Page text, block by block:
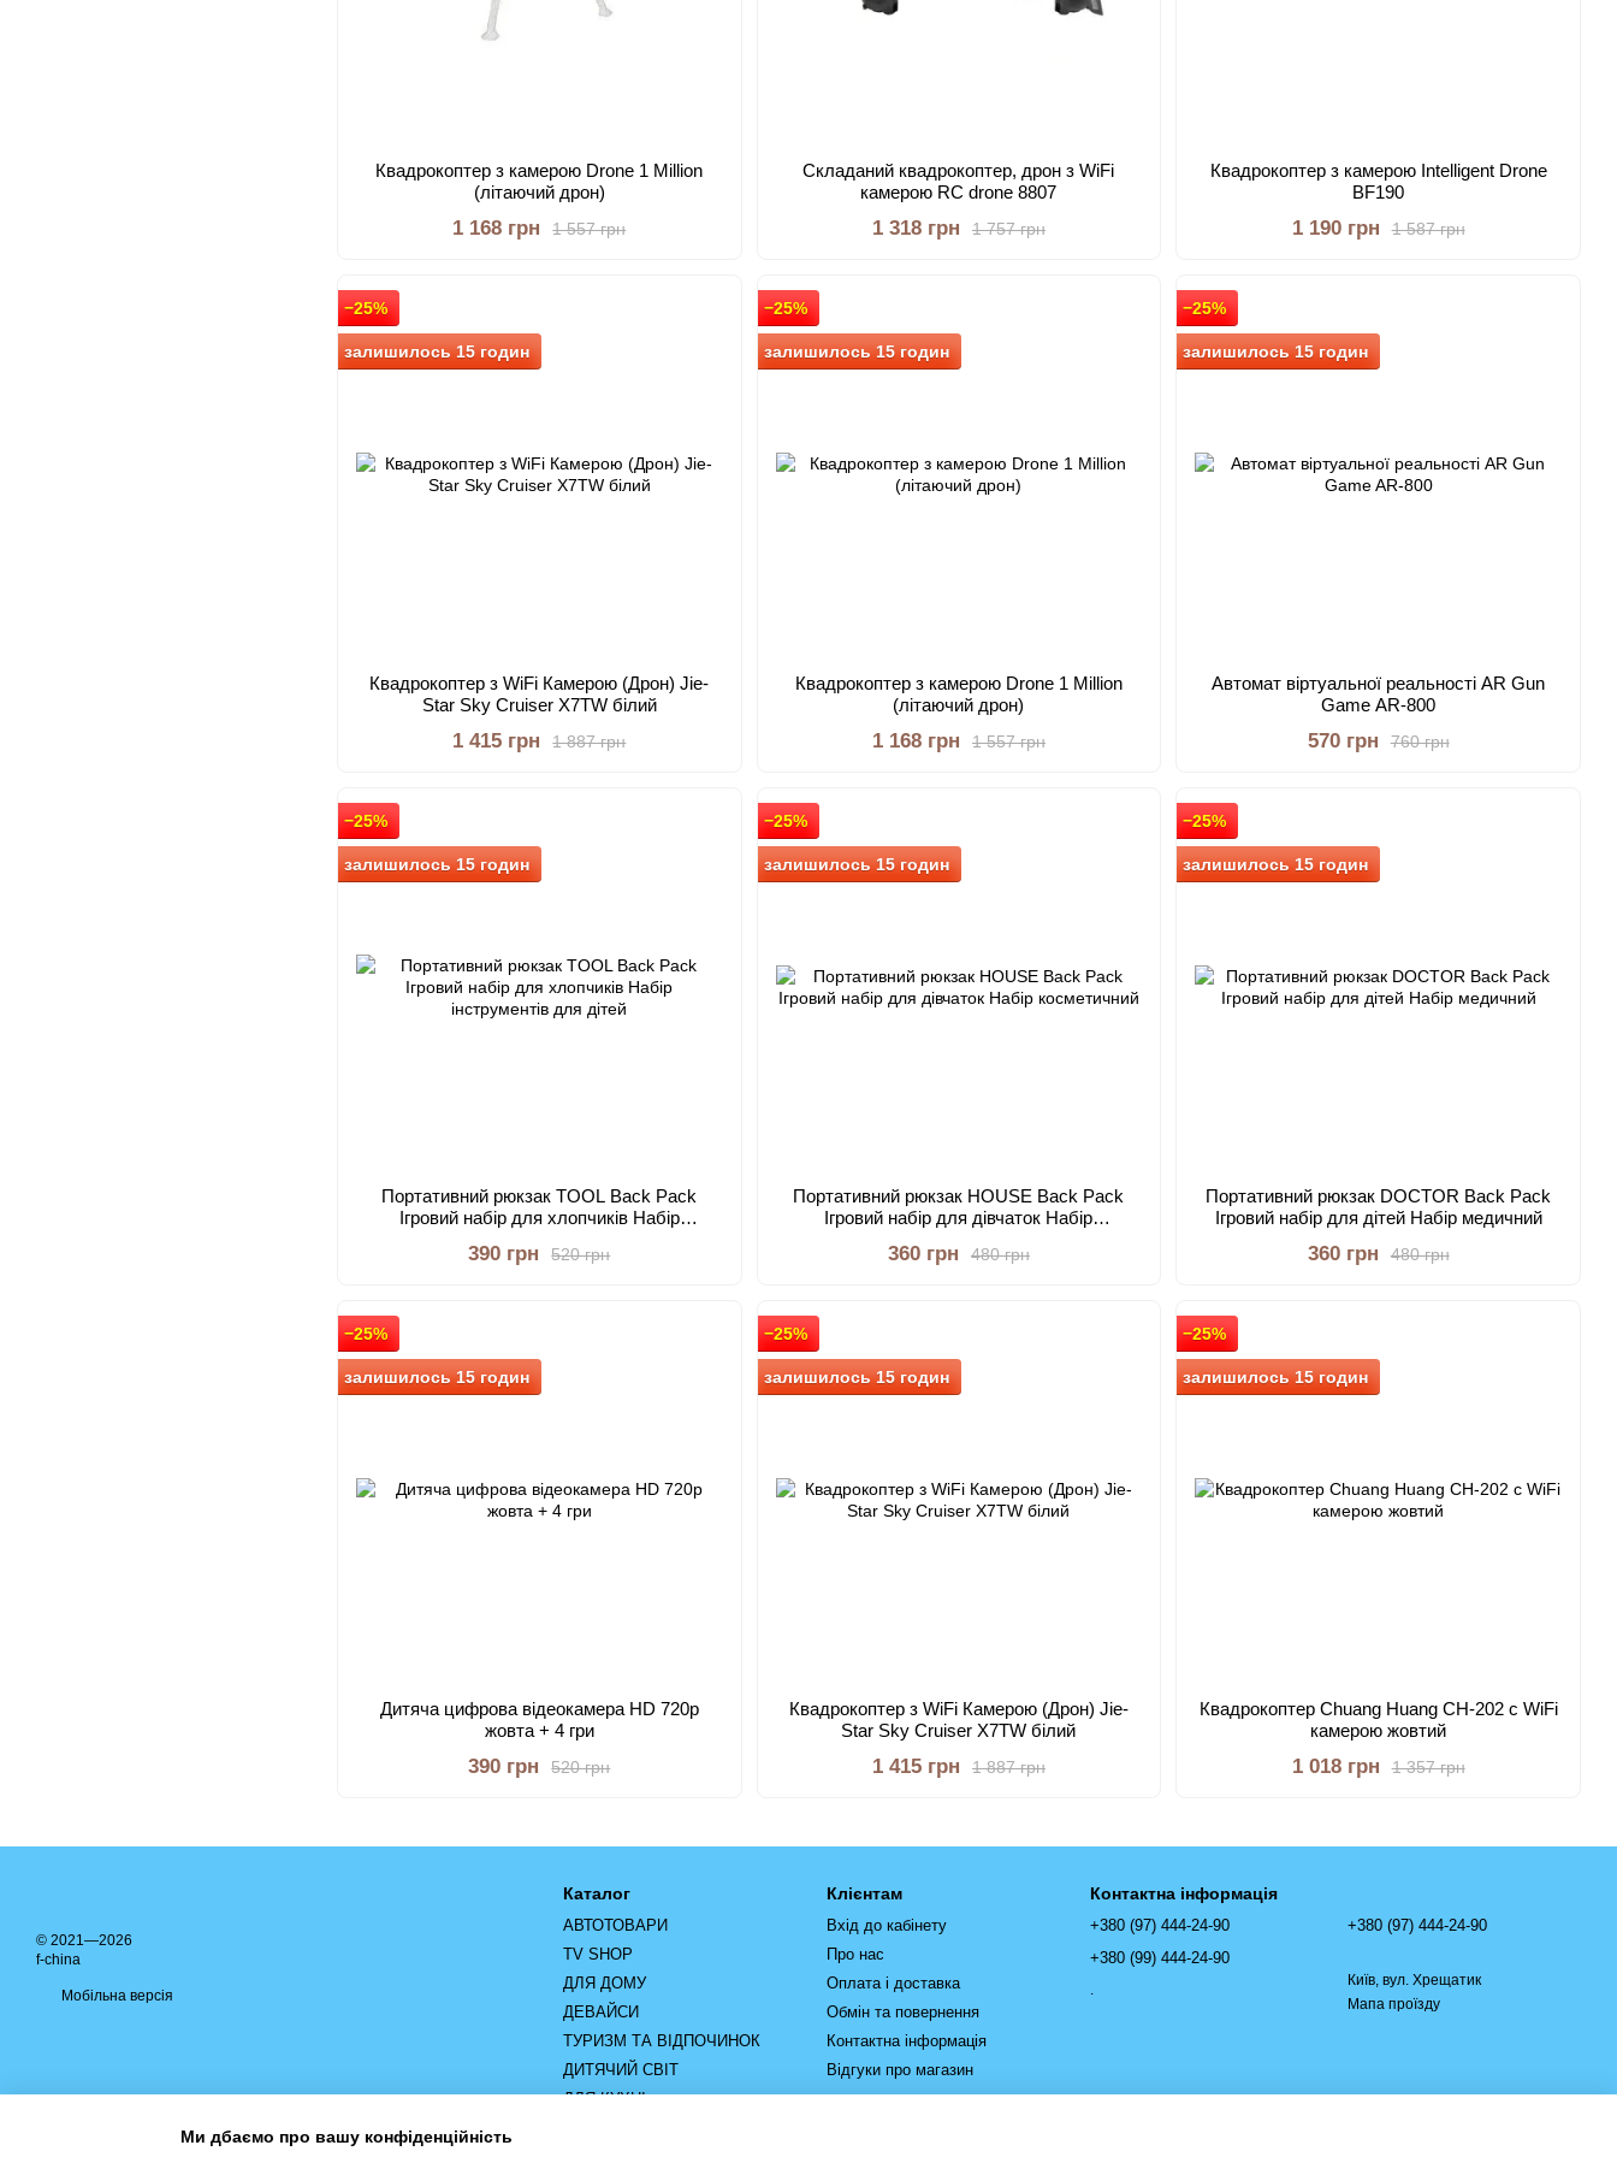
Квадрокоптер з камерою Drone 1 Million
(літаючий дрон)
1 557 грн
1 168 грн
Складаний квадрокоптер, дрон з WiFi
камерою RC drone 8807
1 757 грн
1 318 грн
Квадрокоптер з камерою Intelligent Drone
BF190
1 587 грн
1 190 грн
−25%
залишилось 15 годин
Квадрокоптер з WiFi Камерою (Дрон) Jie-
Star Sky Cruiser X7TW білий
1 887 грн
1 415 грн
−25%
залишилось 15 годин
Квадрокоптер з камерою Drone 1 Million
(літаючий дрон)
1 557 грн
1 168 грн
−25%
залишилось 15 годин
Автомат віртуальної реальності AR Gun
Game AR-800
760 грн
570 грн
−25%
залишилось 15 годин
Портативний рюкзак TOOL Back Pack
Ігровий набір для хлопчиків Набір
520 грн
390 грн
−25%
залишилось 15 годин
Портативний рюкзак HOUSE Back Pack
Ігровий набір для дівчаток Набір
480 грн
360 грн
−25%
залишилось 15 годин
Портативний рюкзак DOCTOR Back Pack
Ігровий набір для дітей Набір медичний
480 грн
360 грн
−25%
залишилось 15 годин
Дитяча цифрова відеокамера HD 720p
жовта + 4 гри
520 грн
390 грн
−25%
залишилось 15 годин
Квадрокоптер з WiFi Камерою (Дрон) Jie-
Star Sky Cruiser X7TW білий
1 887 грн
1 415 грн
−25%
залишилось 15 годин
Квадрокоптер Chuang Huang CH-202 c WiFi
камерою жовтий
1 357 грн
1 018 грн
© 2021—2026
f-china
Мобільна версія
Каталог
АВТОТОВАРИ
TV SHOP
ДЛЯ ДОМУ
ДЕВАЙСИ
ТУРИЗМ ТА ВІДПОЧИНОК
ДИТЯЧИЙ СВІТ
ДЛЯ КУХНІ
Клієнтам
Вхід до кабінету
Про нас
Оплата і доставка
Обмін та повернення
Контактна інформація
Відгуки про магазин
Контактна інформація
+380 (97) 444-24-90
+380 (99) 444-24-90
.
+380 (97) 444-24-90
Київ, вул. Хрещатик
Мапа проїзду
Ми дбаємо про вашу конфіденційність